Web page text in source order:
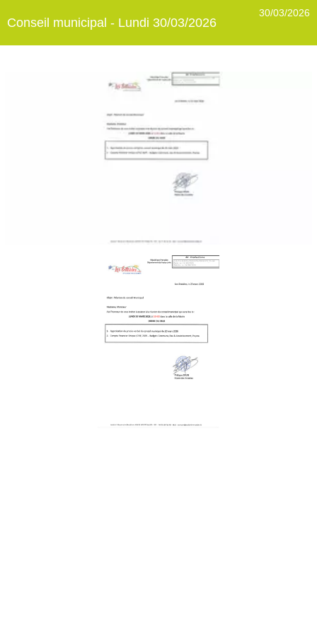
Conseil municipal - Lundi 30/03/2026
30/03/2026